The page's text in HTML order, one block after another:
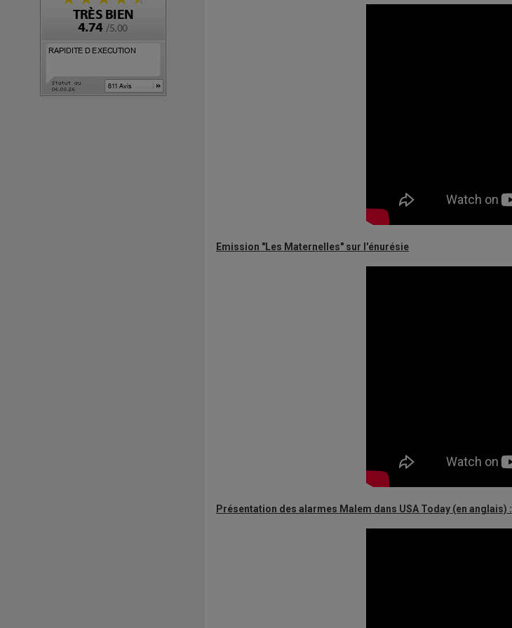
Emission "Les Maternelles" sur l'énurésie
Présentation des alarmes Malem dans USA Today (en anglais) :